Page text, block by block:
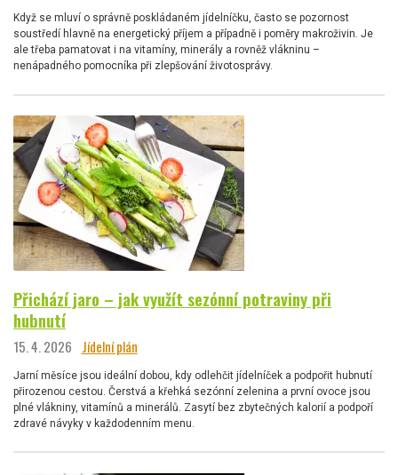
Když se mluví o správně poskládaném jídelníčku, často se pozornost
soustředí hlavně na energetický příjem a případně i poměry makroživin. Je
ale třeba pamatovat i na vitamíny, minerály a rovněž vlákninu –
nenápadného pomocníka při zlepšování životosprávy.
Přichází jaro – jak využít sezónní potraviny při
hubnutí
15. 4. 2026 Jídelní plán
Jarní měsíce jsou ideální dobou, kdy odlehčit jídelníček a podpořit hubnutí
přirozenou cestou. Čerstvá a křehká sezónní zelenina a první ovoce jsou
plné vlákniny, vitamínů a minerálů. Zasytí bez zbytečných kalorií a podpoří
zdravé návyky v každodenním menu.